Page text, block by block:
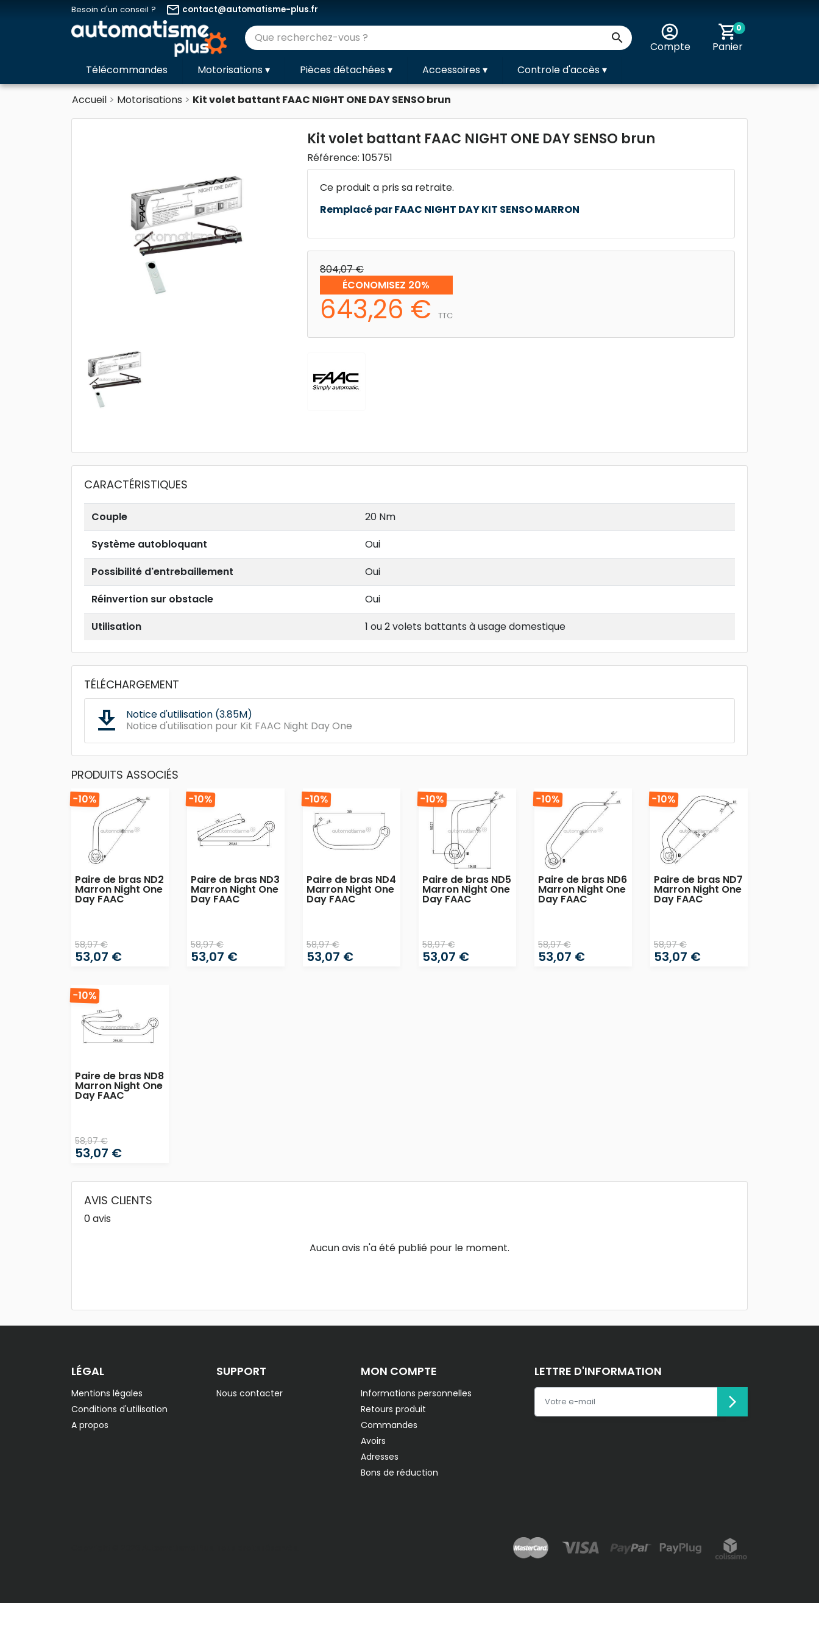
Besoin d'un conseil ? email contact@automatisme-plus.fr
 account_circle
Compte
shopping_cart
Panier
0
Télécommandes Motorisations▾ Pièces détachées▾ Accessoires▾ Controle d'accès▾
Accueil Motorisations Kit volet battant FAAC NIGHT ONE DAY SENSO brun
Kit volet battant FAAC NIGHT ONE DAY SENSO brun
Référence: 105751
Ce produit a pris sa retraite.
Remplacé par FAAC NIGHT DAY KIT SENSO MARRON
804,07 €
ÉCONOMISEZ 20%
643,26 € TTC
CARACTÉRISTIQUES
Couple
20 Nm
Système autobloquant
Oui
Possibilité d'entrebaillement
Oui
Réinvertion sur obstacle
Oui
Utilisation
1 ou 2 volets battants à usage domestique
TÉLÉCHARGEMENT
get_app
Notice d'utilisation (3.85M)
Notice d'utilisation pour Kit FAAC Night Day One
PRODUITS ASSOCIÉS
Paire de bras ND2
Marron Night One
Day FAAC
58,97 €
-10%
53,07 €
Paire de bras ND3
Marron Night One
Day FAAC
58,97 €
-10%
53,07 €
Paire de bras ND4
Marron Night One
Day FAAC
58,97 €
-10%
53,07 €
Paire de bras ND5
Marron Night One
Day FAAC
58,97 €
-10%
53,07 €
Paire de bras ND6
Marron Night One
Day FAAC
58,97 €
-10%
53,07 €
Paire de bras ND7
Marron Night One
Day FAAC
58,97 €
-10%
53,07 €
Paire de bras ND8
Marron Night One
Day FAAC
58,97 €
-10%
53,07 €
AVIS CLIENTS
0 avis
Aucun avis n'a été publié pour le moment.
LÉGAL
Mentions légales
Conditions d'utilisation
A propos
SUPPORT
Nous contacter
MON COMPTE
Informations personnelles
Retours produit
Commandes
Avoirs
Adresses
Bons de réduction
LETTRE D'INFORMATION
arrow_forward_ios